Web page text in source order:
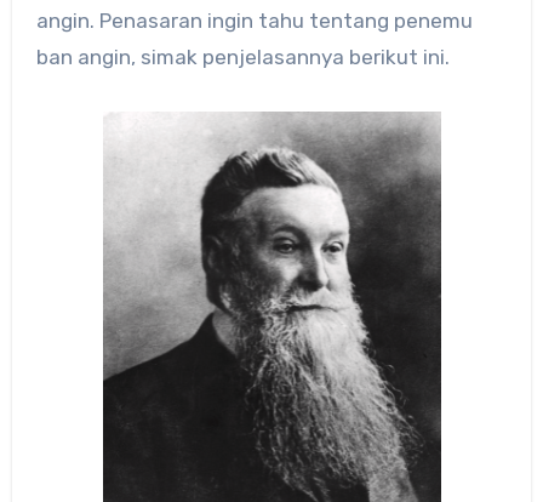
angin. Penasaran ingin tahu tentang penemu
ban angin, simak penjelasannya berikut ini.